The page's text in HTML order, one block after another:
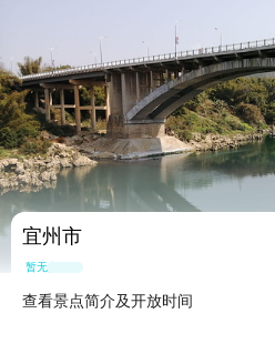
宜州市
暂无点评
查看景点简介及开放时间